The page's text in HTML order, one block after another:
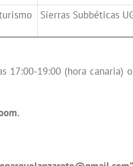
Sierras Subbéticas
19:00 (hora canaria)